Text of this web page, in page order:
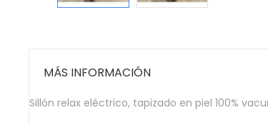
MÁS INFORMACIÓN
Sillón relax eléctrico, tapizado en piel 100%